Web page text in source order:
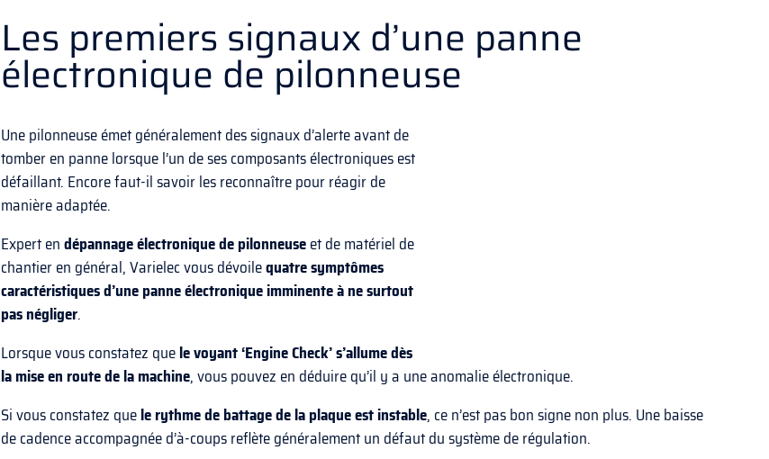
Les premiers signaux d’une panne
électronique de pilonneuse
Une pilonneuse émet généralement des signaux d’alerte avant de
tomber en panne lorsque l’un de ses composants électroniques est
défaillant. Encore faut-il savoir les reconnaître pour réagir de
manière adaptée.
Expert endépannage électronique depilonneuseet de matériel de
chantier en général, Varielec vous dévoilequatre symptômes
caractéristiques d’une panne électronique imminente à ne surtout
pas négliger.
Lorsque vous constatez quele voyant ‘Engine Check’ s’allume dès
la mise en route de la machine, vous pouvez en déduire qu’il y a une anomalie électronique.
Si vous constatez quele rythme de battage de la plaque est instable, ce n’est pas bon signe non plus. Une baisse
de cadence accompagnée d’à-coups reflète généralement un défaut du système de régulation.